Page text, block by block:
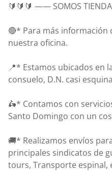
🔰🔰🔰 —— SOMOS
🔴* Para más información
nuestra oficina.
📍* Estamos ubicados en
consuelo, D.N. casi
🛵* Contamos con
Santo Domingo con un
🚚* Realizamos envíos
principales sindicatos de
tours, Transporte espinal,